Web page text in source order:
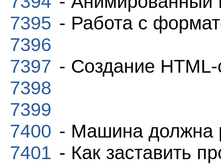
7395 - Работа с
7396
7397 - Создание
7398
7399
7400 - Машина должна
7401 - Как заставить